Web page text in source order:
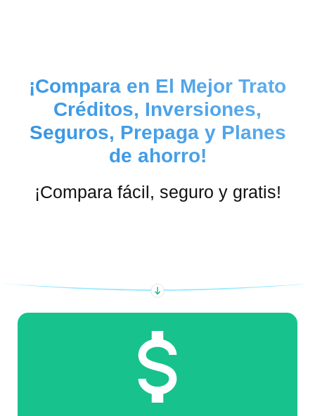
¡Compara en El Mejor Trato
Créditos, Inversiones,
Seguros, Prepaga y Planes
de ahorro!
¡Compara fácil, seguro y gratis!